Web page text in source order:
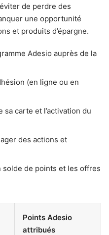
de perdre des
une opportunité
et produits d’épargne.
Adesio auprès de la
(en ligne ou en
carte et l’activation du
des actions et
de points et les offres
Points Adesio
attribués